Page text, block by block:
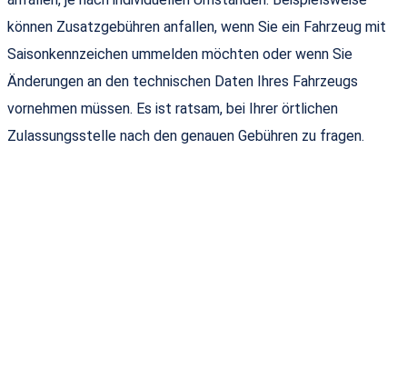
können Zusatzgebühren anfallen, wenn Sie ein Fahrzeug mit
Saisonkennzeichen ummelden möchten oder wenn Sie
Änderungen an den technischen Daten Ihres Fahrzeugs
vornehmen müssen. Es ist ratsam, bei Ihrer örtlichen
Zulassungsstelle nach den genauen Gebühren zu fragen.